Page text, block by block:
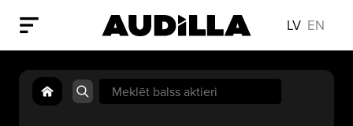
LV EN
Search
for: